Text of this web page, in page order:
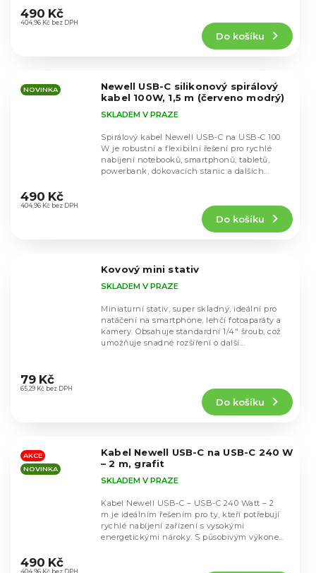
hodnocení
produktu
hvězdiček.
404,96 Kč bez DPH
490 Kč
Do košíku
NOVINKA
Newell USB-C silikonový spirálový
kabel 100W, 1,5 m (červeno modrý)
hodnocení
produktu
SKLADEM V PRAZE
404,96 Kč bez DPH
490 Kč
Do košíku
Spirálový kabel Newell USB-C na USB-C 100
W je robustní a flexibilní řešení pro rychlé
nabíjení notebooků, smartphonů, tabletů,
powerbank, dokovacích stanic a dalších
Kovový mini stativ
hodnocení
produktu
hvězdiček.
SKLADEM V PRAZE
65,29 Kč bez DPH
79 Kč
Do košíku
Miniaturní stativ, super skladný, ideální pro
natáčení na smartphone, lehčí fotoaparáty a
kamery. Obsahuje standardní 1/4" šroub, což
umožňuje snadné rozšíření o další...
AKCE
NOVINKA
Kabel Newell USB-C na USB-C 240 W
– 2 m, grafit
hodnocení
SKLADEM V PRAZE
404,96 Kč bez DPH
490 Kč
Kabel Newell USB-C – USB-C 240 Watt – 2
m je ideálním řešením pro ty, kteří potřebují
rychlé nabíjení zařízení s vysokými
energetickými nároky. S působivým výkonem